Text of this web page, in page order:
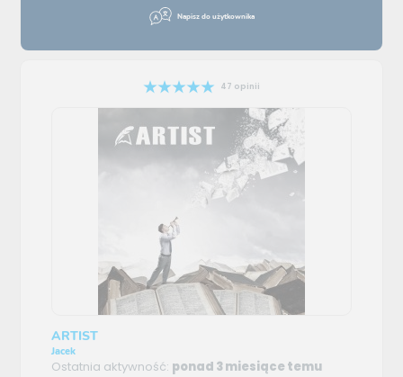
Napisz do użytkownika
47 opinii
ARTIST
Jacek
Ostatnia aktywność: ponad 3 miesiące temu